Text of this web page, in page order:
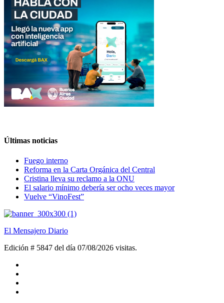
Últimas noticias
Fuego interno
Reforma en la Carta Orgánica del Central
Cristina lleva su reclamo a la ONU
El salario mínimo debería ser ocho veces mayor
Vuelve “VinoFest”
El Mensajero Diario
Edición # 5847 del día 07/08/2026 visitas.